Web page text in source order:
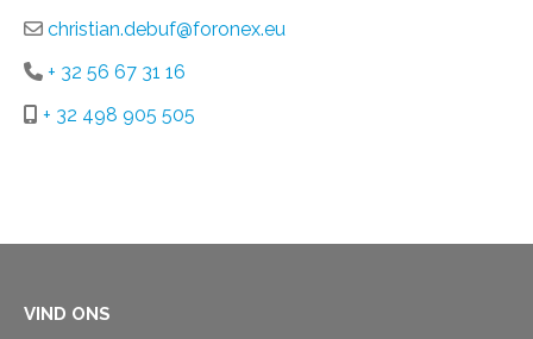
christian.debuf@foronex.eu
+ 32 56 67 31 16
+ 32 498 905 505
VIND ONS